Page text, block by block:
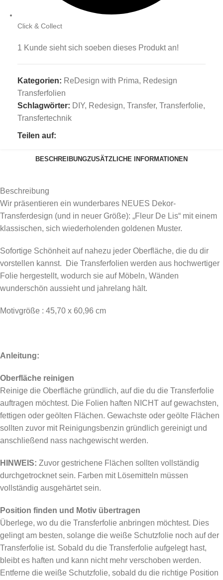
Click & Collect
1 Kunde sieht sich soeben dieses Produkt an!
Kategorien: ReDesign with Prima, Redesign
Transferfolien
Schlagwörter: DIY, Redesign, Transfer, Transferfolie,
Transfertechnik
Teilen auf:
BESCHREIBUNGZUSÄTZLICHE INFORMATIONEN
Beschreibung
Wir präsentieren ein wunderbares NEUES Dekor-
Transferdesign (und in neuer Größe): „Fleur De Lis“ mit einem
klassischen, sich wiederholenden goldenen Muster.
Sofortige Schönheit auf nahezu jeder Oberfläche, die du dir
vorstellen kannst. Die Transferfolien werden aus hochwertiger
Folie hergestellt, wodurch sie auf Möbeln, Wänden
wunderschön aussieht und jahrelang hält.
Motivgröße : 45,70 x 60,96 cm
Anleitung:
Oberfläche reinigen
Reinige die Oberfläche gründlich, auf die du die Transferfolie
auftragen möchtest. Die Folien haften NICHT auf gewachsten,
fettigen oder geölten Flächen. Gewachste oder geölte Flächen
sollten zuvor mit Reinigungsbenzin gründlich gereinigt und
anschließend nass nachgewischt werden.
HINWEIS: Zuvor gestrichene Flächen sollten vollständig
durchgetrocknet sein. Farben mit Lösemitteln müssen
vollständig ausgehärtet sein.
Position finden und Motiv übertragen
Überlege, wo du die Transferfolie anbringen möchtest. Dies
gelingt am besten, solange die weiße Schutzfolie noch auf der
Transferfolie ist. Sobald du die Transferfolie aufgelegt hast,
bleibt es haften und kann nicht mehr verschoben werden.
Entferne die weiße Schutzfolie, sobald du die richtige Position